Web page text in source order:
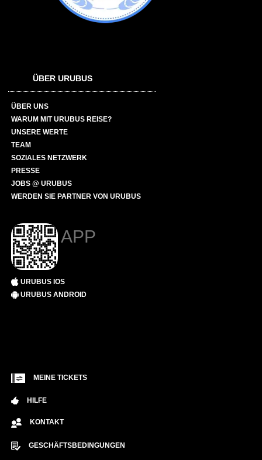
ÜBER URUBUS
ÜBER UNS
WARUM MIT URUBUS REISE?
UNSERE WERTE
TEAM
SOZIALES NETZWERK
PRESSE
JOBS @ URUBUS
WERDEN SIE PARTNER VON URUBUS
APP
URUBUS IOS
URUBUS ANDROID
MEINE TICKETS
HILFE
KONTAKT
GESCHÄFTSBEDINGUNGEN